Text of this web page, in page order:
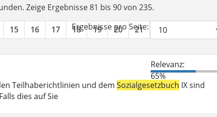
Zeige Ergebnisse 81 bis 90 von 235.
15 16 17 18 19 20 21 22
Ergebnisse pro Seite:
Relevanz:
65%
Teilhaberichtlinien und dem Sozialgesetzbuch IX sind
dies auf Sie